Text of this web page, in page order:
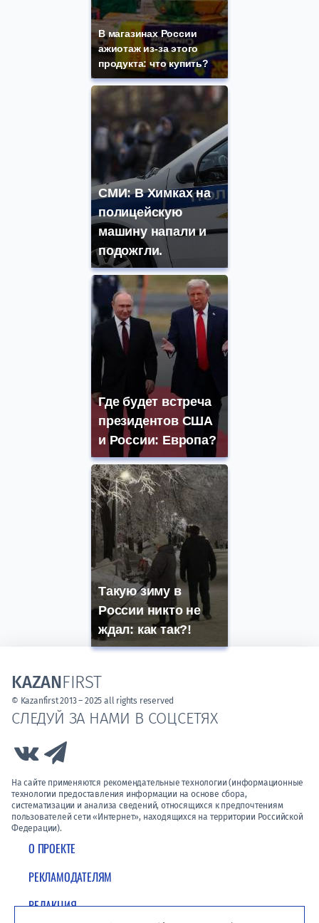
В магазинах России
ажиотаж из-за этого
продукта: что купить?
СМИ: В Химках на
полицейскую
машину напали и
подожгли.
Где будет встреча
президентов США
и России: Европа?
Такую зиму в
России никто не
ждал: как так?!
О ПРОЕКТЕ
РЕКЛАМОДАТЕЛЯМ
РЕДАКЦИЯ
СЛЕДУЙ ЗА НАМИ В СОЦСЕТЯХ
Link to Vk
На сайте применяются рекомендательные технологии (информационные
технологии предоставления информации на основе сбора,
систематизации и анализа сведений, относящихся к предпочтениям
пользователей сети «Интернет», находящихся на территории Российской
Федерации).
KAZANFIRST
© Kazanfirst 2013 – 2025 all rights reserved